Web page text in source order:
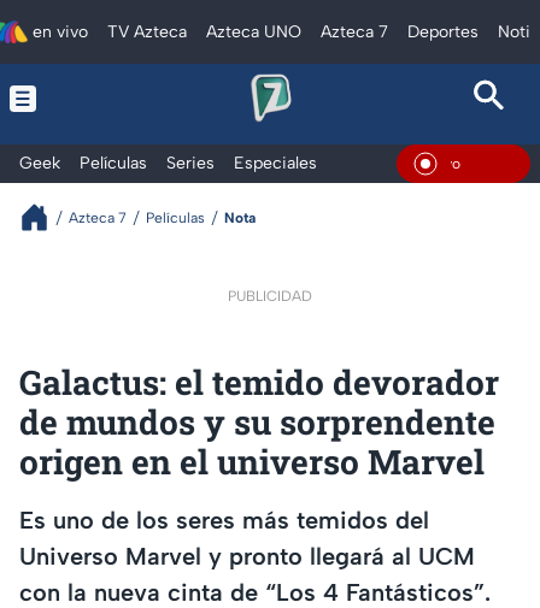
en vivo TV Azteca Azteca UNO Azteca 7 Deportes
Geek Películas Series Especiales En Vivo
Azteca 7 Películas Nota
PUBLICIDAD
Galactus: el temido devorador
de mundos y su sorprendente
origen en el universo Marvel
Es uno de los seres más temidos del
Universo Marvel y pronto llegará al UCM
con la nueva cinta de “Los 4 Fantásticos”.